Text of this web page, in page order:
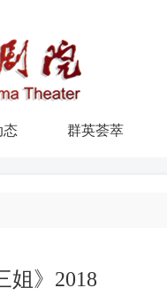
态 群英荟萃
姐》2018